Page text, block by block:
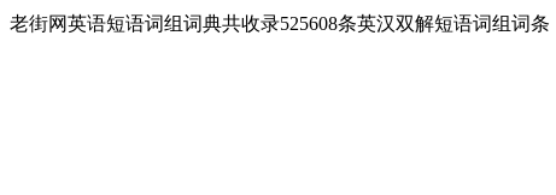
老街网英语短语词组词典共收录525608条英汉双解短语词组词